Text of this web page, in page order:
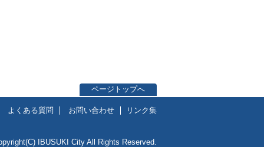
ページトップへ
よくある質問 お問い合わせ リンク集
IBUSUKI City All Rights Reserved.